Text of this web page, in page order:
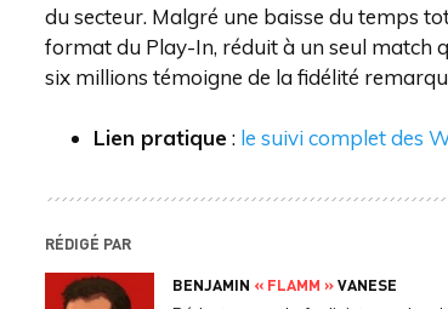
du secteur. Malgré une baisse du temps
format du Play-In, réduit à un seul match
six millions témoigne de la fidélité
Lien pratique: le suivi complet des
RÉDIGÉ PAR
BENJAMIN « FLAMM »VANESE